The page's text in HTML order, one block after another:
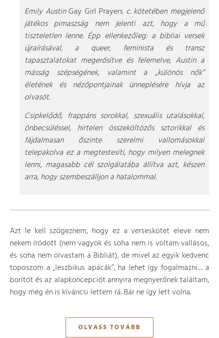
Emily AustinGay Girl Prayers c. kötetében megjelenő
játékos pimaszság nem jelenti azt, hogy a mű
tiszteletlen lenne. Épp ellenkezőleg: a bibliai versek
újraírásával, a queer, feminista és transz
tapasztalatokat megerősítve és felemelve, Austin a
másság szépségének, valamint a „különös nők”
életének és nézőpontjainak ünneplésére hívja az
olvasót.
Csipkelődő, frappáns sorokkal, szexuális utalásokkal,
önbecsüléssel, hirtelen összeköltözős sztorikkal és
fájdalmasan őszinte szerelmi vallomásokkal
telepakolva ez a megtestesíti, hogy milyen melegnek
lenni, magasabb cél szolgálatába állítva azt, készen
arra, hogy szembeszálljon a hatalommal.
Azt le kell szögeznem, hogy ez a verseskötet eleve nem
nekem íródott (nem vagyok és soha nem is voltam vallásos,
és soha nem olvastam a Bibliát), de mivel az egyik kedvenc
toposzom a „leszbikus apácák”, ha lehet így fogalmazni… a
borítót és az alapkoncepciót annyira megnyerőnek találtam,
hogy még én is kíváncsi lettem rá. Bár ne így lett volna.
OLVASS TOVÁBB